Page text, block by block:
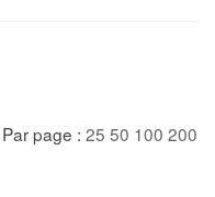
Par page : 25 50 100 200